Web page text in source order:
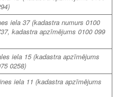
iela 37 (kadastra numurs 0100
kadastra apzīmējums 0100 099
iela 15 (kadastra apzīmējums
0258)
iela 11 (kadastra apzīmējums